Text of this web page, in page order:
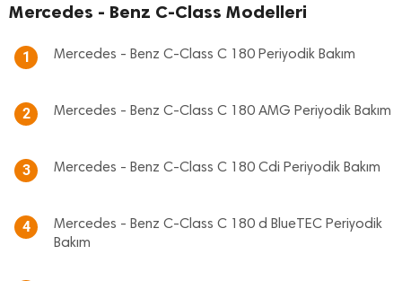
Mercedes - Benz C-Class Modelleri
1 Mercedes - Benz C-Class C 180 Periyodik Bakım
2 Mercedes - Benz C-Class C 180 AMG Periyodik Bakım
3 Mercedes - Benz C-Class C 180 Cdi Periyodik Bakım
4
Mercedes - Benz C-Class C 180 d BlueTEC Periyodik
Bakım